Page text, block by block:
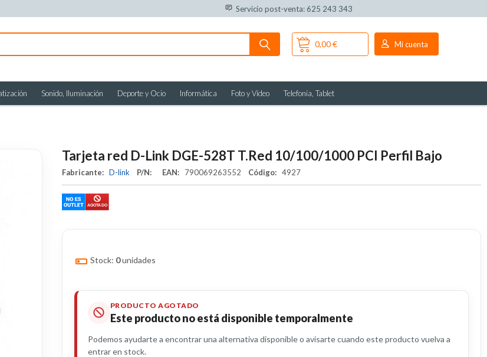
Servicio post-venta: 625 243 343
0,00 € Mi cuenta
Sonido, Iluminación Deporte y Ocio Informática Foto y Vídeo Telefonía, Tablet
Tarjeta red D-Link DGE-528T T.Red 10/100/1000 PCI Perfil Bajo
Fabricante: D-link P/N: EAN: 790069263552 Código: 4927
Stock: 0unidades
PRODUCTO AGOTADO
Este producto no está disponible temporalmente
Podemos ayudarte a encontrar una alternativa disponible o avisarte cuando este producto vuelva a
entrar en stock.